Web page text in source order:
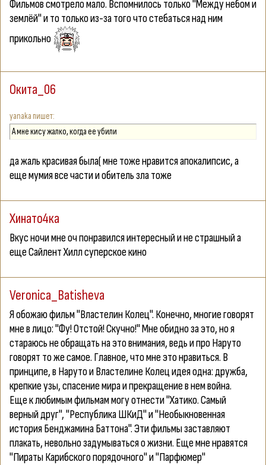
Фильмов смотрело мало. Вспомнилось только "Между небом и
землёй" и то только из-за того что стебаться над ним
прикольно
Окита_06
yanaka
А мне кису жалко, когда ее убили
да жаль красивая была( мне тоже нравится апокалипсис, а
еще мумия все части и обитель зла тоже
Хинато4ка
Вкус ночи мне оч понравился интересный и не страшный а
еще Сайлент Хилл суперское кино
Veronica_Batisheva
Я обожаю фильм "Властелин Колец". Конечно, многие говорят
мне в лицо: "Фу! Отстой! Скучно!" Мне обидно за это, но я
стараюсь не обращать на это внимания, ведь и про Наруто
говорят то же самое. Главное, что мне это нравиться. В
принципе, в Наруто и Властелине Колец идея одна: дружба,
крепкие узы, спасение мира и прекращение в нем война.
Еще к любимым фильмам могу отнести "Хатико. Самый
верный друг", "Республика ШКиД" и "Необыкновенная
история Бенджамина Баттона". Эти фильмы заставляют
плакать, невольно задумываться о жизни. Еще мне нравятся
"Пираты Карибского порядочного" и "Парфюмер"